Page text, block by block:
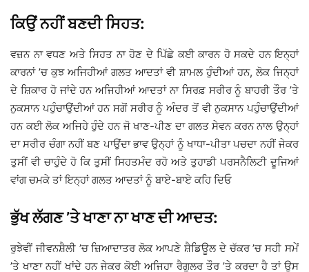
ਕਿਉਂ ਨਹੀਂ ਬਣਦੀ ਸਿਹਤ:
ਵਜ਼ਨ ਨਾ ਵਧਣ ਅਤੇ ਸਿਹਤ ਨਾ ਹੋਣ ਦੇ ਪਿੱਛੇ ਕਈ ਕਾਰਨ ਹੋ ਸਕਦੇ ਹਨ ਇਨ੍ਹਾਂ
ਕਾਰਨਾਂ ’ਚ ਕੁਝ ਅਜਿਹੀਆਂ ਗਲਤ ਆਦਤਾਂ ਵੀ ਸ਼ਾਮਲ ਹੁੰਦੀਆਂ ਹਨ, ਲੋਕ ਜਿਨ੍ਹਾਂ
ਦੇ ਸ਼ਿਕਾਰ ਹੋ ਜਾਂਦੇ ਹਨ ਅਜਿਹੀਆਂ ਆਦਤਾਂ ਨਾ ਸਿਰਫ਼ ਸਰੀਰ ਨੂੰ ਬਾਹਰੀ ਤੌਰ ’ਤੇ
ਨੁਕਸਾਨ ਪਹੁੰਚਾਉਂਦੀਆਂ ਹਨ ਸਗੋਂ ਸਰੀਰ ਨੂੰ ਅੰਦਰ ਤੋਂ ਵੀ ਨੁਕਸਾਨ ਪਹੁੰਚਾਉਂਦੀਆਂ
ਹਨ ਕਈ ਲੋਕ ਅਜਿਹੇ ਹੁੰਦੇ ਹਨ ਜੋ ਖਾਣ-ਪੀਣ ਦਾ ਗਲਤ ਸੇਵਨ ਕਰਨ ਨਾਲ ਉਨ੍ਹਾਂ
ਦਾ ਸਰੀਰ ਚੰਗਾ ਨਹੀਂ ਬਣ ਪਾਉਂਦਾ ਭਾਵ ਉਨ੍ਹਾਂ ਨੂੰ ਖਾਧਾ-ਪੀਤਾ ਪਚਦਾ ਨਹੀਂ ਜੇਕਰ
ਤੁਸੀਂ ਵੀ ਚਾਹੁੰਦੇ ਹੋ ਕਿ ਤੁਸੀਂ ਸਿਹਤਮੰਦ ਰਹੋ ਅਤੇ ਤੁਹਾਡੀ ਪਰਸਨੈਲਿਟੀ ਦੂਜਿਆਂ
ਵਾਂਗ ਚਮਕੇ ਤਾਂ ਇਨ੍ਹਾਂ ਗਲਤ ਆਦਤਾਂ ਨੂੰ ਬਾਏ-ਬਾਏ ਕਹਿ ਦਿਓ
ਭੁੱਖ ਲੱਗਣ ’ਤੇ ਖਾਣਾ ਨਾ ਖਾਣ ਦੀ ਆਦਤ:
ਰੁਝੇਵੀਂ ਜੀਵਨਸ਼ੈਲੀ ’ਚ ਜ਼ਿਆਦਾਤਰ ਲੋਕ ਆਪਣੇ ਸ਼ੈਡਿਊਲ ਦੇ ਚੱਕਰ ’ਚ ਸਹੀ ਸਮੇਂ
’ਤੇ ਖਾਣਾ ਨਹੀਂ ਖਾਂਦੇ ਹਨ ਜੇਕਰ ਕੋਈ ਅਜਿਹਾ ਰੈਗੂਲਰ ਤੌਰ ’ਤੇ ਕਰਦਾ ਹੈ ਤਾਂ ਉਸ